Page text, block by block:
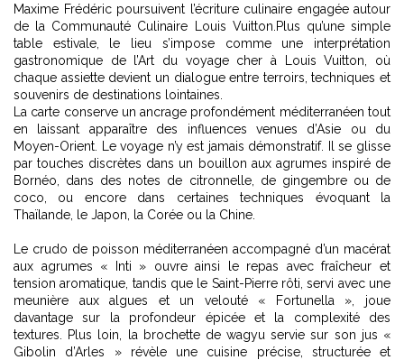
Maxime Frédéric poursuivent l’écriture culinaire engagée autour
de la Communauté Culinaire Louis Vuitton.Plus qu’une simple
table estivale, le lieu s’impose comme une interprétation
gastronomique de
l’Art du voyage cher à Louis Vuitton , où
chaque assiette devient un dialogue entre terroirs, techniques et
souvenirs de destinations lointaines.
La carte conserve un ancrage profondément méditerranéen tout
en laissant apparaître des influences venues d’Asie ou du
Moyen-Orient. Le voyage n’y est jamais démonstratif. Il se glisse
par touches discrètes dans un bouillon aux agrumes inspiré de
Bornéo, dans des notes de citronnelle, de gingembre ou de
coco, ou encore dans certaines techniques évoquant la
Thaïlande, le Japon, la Corée ou la Chine.
Le crudo de poisson méditerranéen accompagné d’un macérat
aux agrumes « Inti » ouvre ainsi le repas avec fraîcheur et
tension aromatique, tandis que le Saint-Pierre rôti, servi avec une
meunière aux algues et un velouté « Fortunella », joue
davantage sur la profondeur épicée et la complexité des
textures. Plus loin, la brochette de wagyu servie sur son jus «
Gibolin d’Arles » révèle une cuisine précise, structurée et